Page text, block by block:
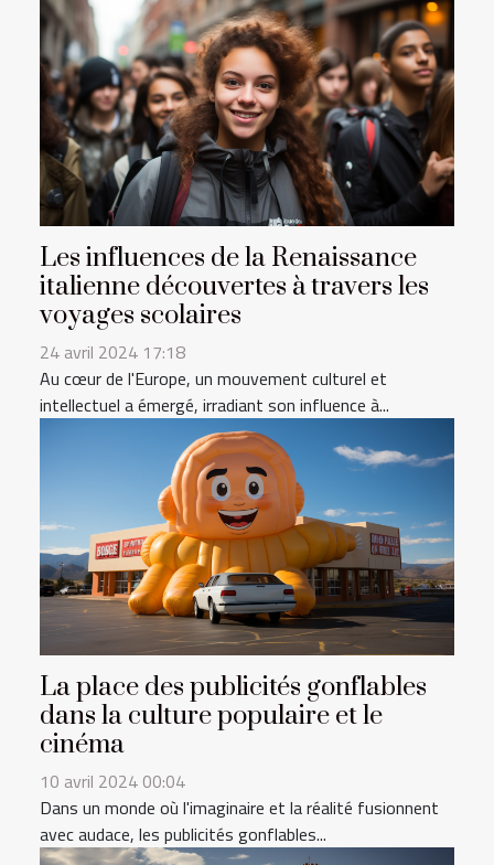
Les influences de la Renaissance
italienne découvertes à travers les
voyages scolaires
24 avril 2024 17:18
Au cœur de l'Europe, un mouvement culturel et
intellectuel a émergé, irradiant son influence à...
La place des publicités gonflables
dans la culture populaire et le
cinéma
10 avril 2024 00:04
Dans un monde où l'imaginaire et la réalité fusionnent
avec audace, les publicités gonflables...